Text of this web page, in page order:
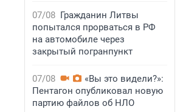
07/08 Гражданин Литвы
попытался прорваться в РФ
на автомобиле через
закрытый погранпункт
07/08
«Вы это видели?»:
Пентагон опубликовал новую
партию файлов об НЛО